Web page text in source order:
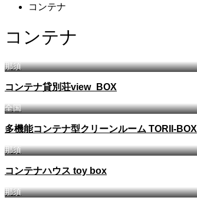
コンテナ
コンテナ
那須
コンテナ貸別荘view_BOX
全国
多機能コンテナ型クリーンルーム TORII-BOX
那須
コンテナハウス toy box
那須